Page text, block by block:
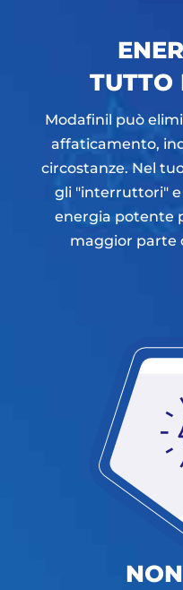
TUTTO
Modafinil può
affaticamento,
circostanze. Nel
gli "interruttori"
energia potente
maggior parte